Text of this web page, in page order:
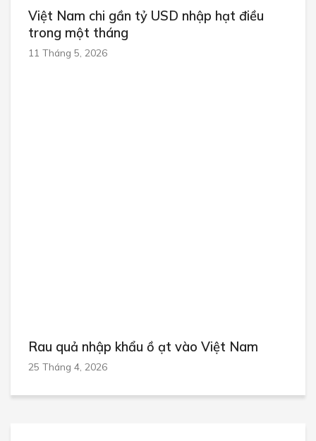
Việt Nam chi gần tỷ USD nhập hạt điều
trong một tháng
11 Tháng 5, 2026
Rau quả nhập khẩu ồ ạt vào Việt Nam
25 Tháng 4, 2026